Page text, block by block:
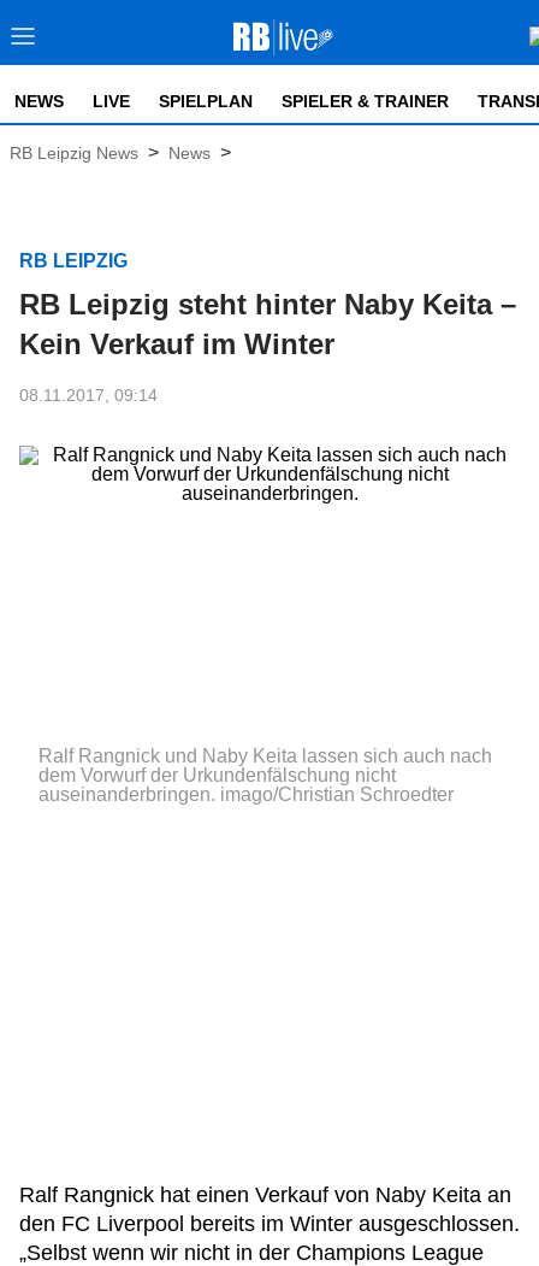
NEWS LIVE SPIELPLAN SPIELER & TRAINER
RB Leipzig News > News >
RB LEIPZIG
RB Leipzig steht hinter Naby Keita –
Kein Verkauf im Winter
08.11.2017, 09:14
Ralf Rangnick und Naby Keita lassen sich auch nach
dem Vorwurf der Urkundenfälschung nicht
auseinanderbringen. imago/Christian Schroedter
Ralf Rangnick hat einen Verkauf von Naby Keita an
den FC Liverpool bereits im Winter ausgeschlossen.
„Selbst wenn wir nicht in der Champions League